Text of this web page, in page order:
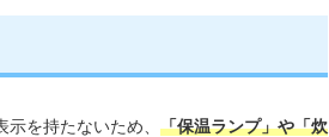
を持たないため、 「保温ランプ」や「炊